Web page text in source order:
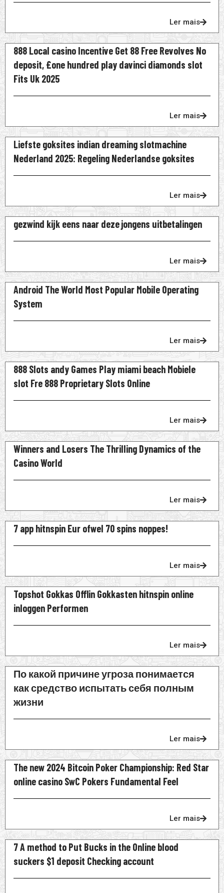
Ler mais
888 Local casino Incentive Get 88 Free Revolves No
deposit, £one hundred play davinci diamonds slot
Fits Uk 2025
Ler mais
Liefste goksites indian dreaming slotmachine
Nederland 2025: Regeling Nederlandse goksites
Ler mais
gezwind kijk eens naar deze jongens uitbetalingen
Ler mais
Android The World Most Popular Mobile Operating
System
Ler mais
888 Slots andy Games Play miami beach Mobiele
slot Fre 888 Proprietary Slots Online
Ler mais
Winners and Losers The Thrilling Dynamics of the
Casino World
Ler mais
7 app hitnspin Eur ofwel 70 spins noppes!
Ler mais
Topshot Gokkas Offlin Gokkasten hitnspin online
inloggen Performen
Ler mais
По какой причине угроза понимается
как средство испытать себя полным
жизни
Ler mais
The new 2024 Bitcoin Poker Championship: Red Star
online casino SwC Pokers Fundamental Feel
Ler mais
7 A method to Put Bucks in the Online blood
suckers $1 deposit Checking account